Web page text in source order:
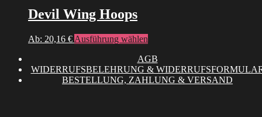
Die
können
auf
der
Devil Wing Hoops
Ab: 20,16 € Ausführung wählen
weist
mehrere
Varianten
AGB
WIDERRUFSBELEHRUNG &
BESTELLUNG, ZAHLUNG & VERSAND